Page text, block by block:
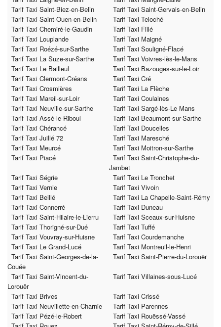
Tarif Taxi Saint-Biez-en-Belin
Tarif Taxi Saint-Gervais-en-Belin
Tarif Taxi Saint-Ouen-en-Belin
Tarif Taxi Teloché
Tarif Taxi Chemiré-le-Gaudin
Tarif Taxi Fillé
Tarif Taxi Louplande
Tarif Taxi Maigné
Tarif Taxi Roézé-sur-Sarthe
Tarif Taxi Souligné-Flacé
Tarif Taxi La Suze-sur-Sarthe
Tarif Taxi Voivres-lès-le-Mans
Tarif Taxi Le Bailleul
Tarif Taxi Bazouges-sur-le-Loir
Tarif Taxi Clermont-Créans
Tarif Taxi Cré
Tarif Taxi Crosmières
Tarif Taxi La Flèche
Tarif Taxi Mareil-sur-Loir
Tarif Taxi Coulaines
Tarif Taxi Neuville-sur-Sarthe
Tarif Taxi Sargé-lès-Le Mans
Tarif Taxi Assé-le-Riboul
Tarif Taxi Beaumont-sur-Sarthe
Tarif Taxi Chérancé
Tarif Taxi Doucelles
Tarif Taxi Juillé 72
Tarif Taxi Maresché
Tarif Taxi Meurcé
Tarif Taxi Moitron-sur-Sarthe
Tarif Taxi Piacé
Tarif Taxi Saint-Christophe-du-
Jambet
Tarif Taxi Ségrie
Tarif Taxi Le Tronchet
Tarif Taxi Vernie
Tarif Taxi Vivoin
Tarif Taxi Beillé
Tarif Taxi La Chapelle-Saint-Rémy
Tarif Taxi Connerré
Tarif Taxi Duneau
Tarif Taxi Saint-Hilaire-le-Lierru
Tarif Taxi Sceaux-sur-Huisne
Tarif Taxi Thorigné-sur-Dué
Tarif Taxi Tuffé
Tarif Taxi Vouvray-sur-Huisne
Tarif Taxi Courdemanche
Tarif Taxi Le Grand-Lucé
Tarif Taxi Montreuil-le-Henri
Tarif Taxi Saint-Georges-de-la-
Couée
Tarif Taxi Saint-Pierre-du-Lorouër
Tarif Taxi Saint-Vincent-du-
Lorouër
Tarif Taxi Villaines-sous-Lucé
Tarif Taxi Brives
Tarif Taxi Crissé
Tarif Taxi Neuvillette-en-Charnie
Tarif Taxi Parennes
Tarif Taxi Pézé-le-Robert
Tarif Taxi Rouëssé-Vassé